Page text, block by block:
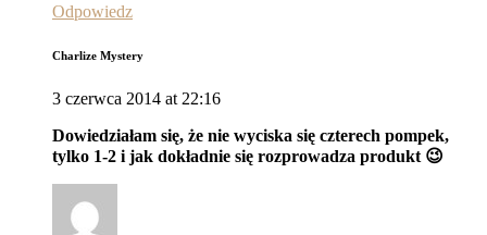
Odpowiedz
Charlize Mystery
3 czerwca 2014 at 22:16
Dowiedziałam się, że nie wyciska się czterech pompek,
tylko 1-2 i jak dokładnie się rozprowadza produkt 😉